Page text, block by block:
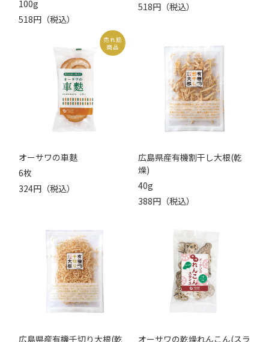
100g
518円（税込）
518円（税込）
オーサワの車麩
6枚
324円（税込）
広島県産有機割干し大根(乾
燥)
40g
388円（税込）
広島県産有機千切り大根(乾
オーサワの乾燥れんこん(スラ